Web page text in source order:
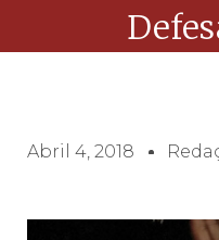
Abril 4, 2018